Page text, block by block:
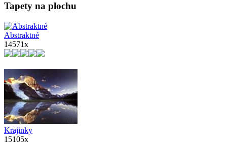
Tapety na plochu
Abstraktné
14571x
Krajinky
15105x